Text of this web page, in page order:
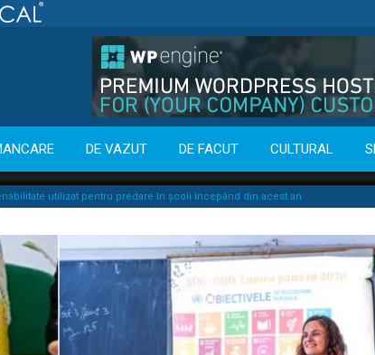
DE VAZUT DE FACUT CULTURAL
utilizat pentru predare în școli începând din acest an